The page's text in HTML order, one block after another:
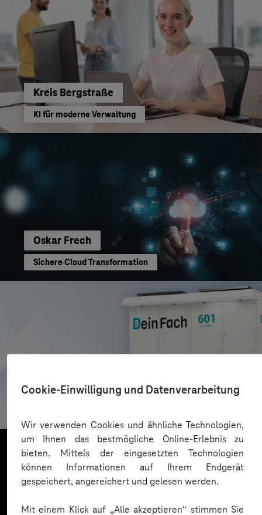
Cookie-Einwilligung und Datenverarbeitung
Wir verwenden Cookies und ähnliche Technologien,
um Ihnen das bestmögliche Online-Erlebnis zu
bieten. Mittels der eingesetzten Technologien
können Informationen auf Ihrem Endgerät
gespeichert, angereichert und gelesen werden.
Mit einem Klick auf „Alle akzeptieren“ stimmen Sie
Kreis Bergstraße
KI für moderne Verwaltung
Oskar Frech
Sichere Cloud Transformation
AZL DeinFach
Mehr laden